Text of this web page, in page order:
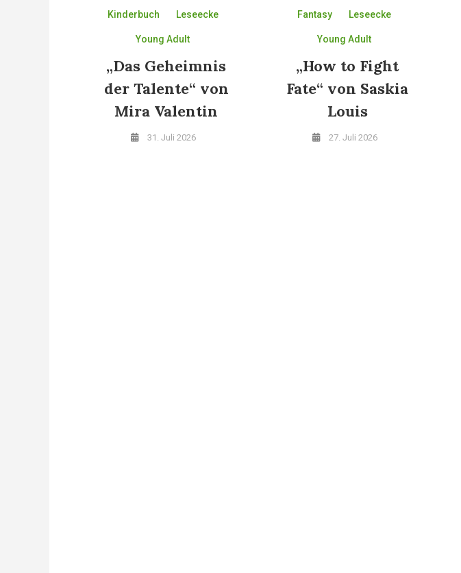
Kinderbuch Leseecke
Young Adult
„Das Geheimnis
der Talente“ von
Mira Valentin
31. Juli 2026
Fantasy Leseecke
Young Adult
„How to Fight
Fate“ von Saskia
Louis
27. Juli 2026